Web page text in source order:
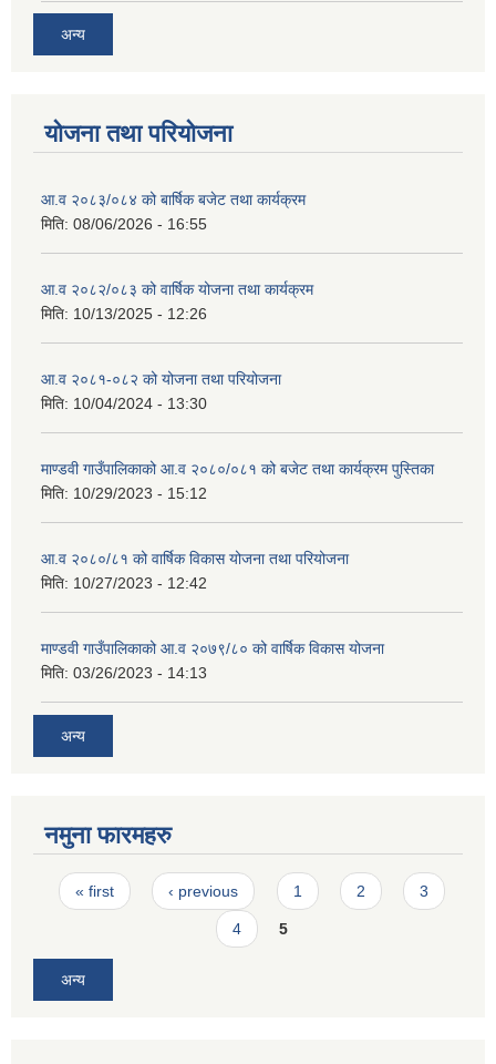
अन्य
योजना तथा परियोजना
आ.व २०८३/०८४ को बार्षिक बजेट तथा कार्यक्रम
मिति: 08/06/2026 - 16:55
आ.व २०८२/०८३ को वार्षिक योजना तथा कार्यक्रम
मिति: 10/13/2025 - 12:26
आ.व २०८१-०८२ को योजना तथा परियोजना
मिति: 10/04/2024 - 13:30
माण्डवी गाउँपालिकाको आ.व २०८०/०८१ को बजेट तथा कार्यक्रम पुस्तिका
मिति: 10/29/2023 - 15:12
आ.व २०८०/८१ को वार्षिक विकास योजना तथा परियोजना
मिति: 10/27/2023 - 12:42
माण्डवी गाउँपालिकाको आ.व २०७९/८० को वार्षिक विकास योजना
मिति: 03/26/2023 - 14:13
अन्य
नमुना फारमहरु
Pages
« first ‹ previous 1 2 3
4 5
अन्य